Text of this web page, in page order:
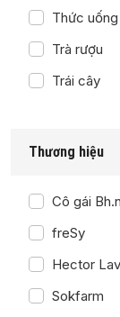
Thức uống
Trà rượu
Trái cây
Thương hiệu
Cô gái
freSy
Hector
Sokfarm